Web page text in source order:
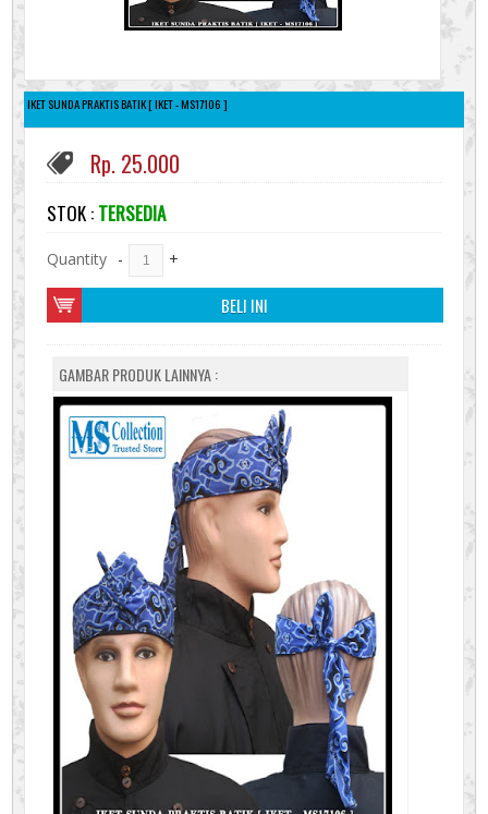
IKET SUNDA PRAKTIS BATIK [ IKET - MS17106 ]
Rp. 25.000
STOK : TERSEDIA
Quantity - +
BELI INI
GAMBAR PRODUK LAINNYA :